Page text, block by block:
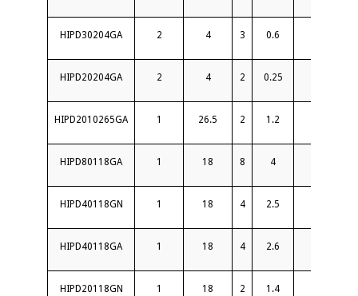
HIPD30204GA 2 4 3 0.6
HIPD20204GA 2 4 2 0.25
HIPD2010265GA 1 26.5 2 1.2
HIPD80118GA 1 18 8 4
HIPD40118GN 1 18 4 2.5
HIPD40118GA 1 18 4 2.6
HIPD20118GN 1 18 2 1.4